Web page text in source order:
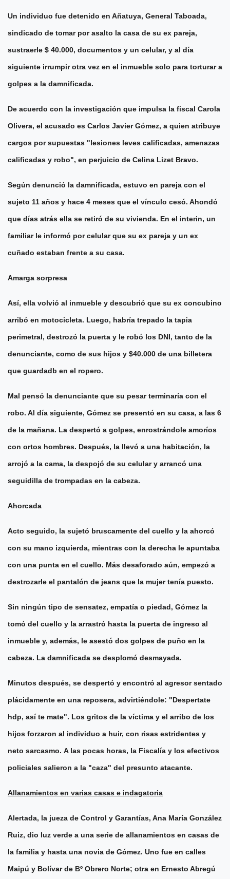
Un individuo fue detenido en Añatuya, General Taboada,
sindicado de tomar por asalto la casa de su ex pareja,
sustraerle $ 40.000, documentos y un celular, y al día
siguiente irrumpir otra vez en el inmueble solo para torturar a
golpes a la damnificada.
De acuerdo con la investigación que impulsa la fiscal Carola
Olivera, el acusado es Carlos Javier Gómez, a quien atribuye
cargos por supuestas "lesiones leves calificadas, amenazas
calificadas y robo", en perjuicio de Celina Lizet Bravo.
Según denunció la damnificada, estuvo en pareja con el
sujeto 11 años y hace 4 meses que el vínculo cesó. Ahondó
que días atrás ella se retiró de su vivienda. En el interin, un
familiar le informó por celular que su ex pareja y un ex
cuñado estaban frente a su casa.
Amarga sorpresa
Así, ella volvió al inmueble y descubrió que su ex concubino
arribó en motocicleta. Luego, habría trepado la tapia
perimetral, destrozó la puerta y le robó los DNI, tanto de la
denunciante, como de sus hijos y $40.000 de una billetera
que guardadb en el ropero.
Mal pensó la denunciante que su pesar terminaría con el
robo. Al día siguiente, Gómez se presentó en su casa, a las 6
de la mañana. La despertó a golpes, enrostrándole amoríos
con ortos hombres. Después, la llevó a una habitación, la
arrojó a la cama, la despojó de su celular y arrancó una
seguidilla de trompadas en la cabeza.
Ahorcada
Acto seguido, la sujetó bruscamente del cuello y la ahorcó
con su mano izquierda, mientras con la derecha le apuntaba
con una punta en el cuello. Más desaforado aún, empezó a
destrozarle el pantalón de jeans que la mujer tenía puesto.
Sin ningún tipo de sensatez, empatía o piedad, Gómez la
tomó del cuello y la arrastró hasta la puerta de ingreso al
inmueble y, además, le asestó dos golpes de puño en la
cabeza. La damnificada se desplomó desmayada.
Minutos después, se despertó y encontró al agresor sentado
plácidamente en una reposera, advirtiéndole: "Despertate
hdp, así te mate". Los gritos de la víctima y el arribo de los
hijos forzaron al individuo a huir, con risas estridentes y
neto sarcasmo. A las pocas horas, la Fiscalía y los efectivos
policiales salieron a la "caza" del presunto atacante.
Allanamientos en varias casas e indagatoria
Alertada, la jueza de Control y Garantías, Ana María González
Ruiz, dio luz verde a una serie de allanamientos en casas de
la familia y hasta una novia de Gómez. Uno fue en calles
Maipú y Bolívar de Bº Obrero Norte; otra en Ernesto Abregú